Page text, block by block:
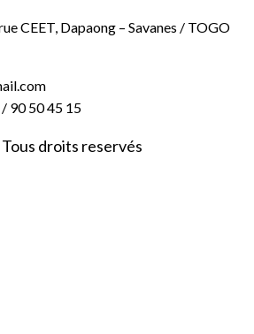
CEET, Dapaong – Savanes / TOGO
90 50 45 15
Tous droits reservés